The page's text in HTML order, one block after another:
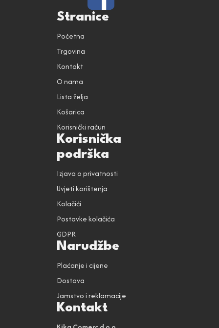
Stranice
Početna
Trgovina
Kontakt
O nama
Lista želja
Košarica
Korisnički račun
Korisnička
podrška
Izjava o privatnosti
Uvjeti korištenja
Kolačići
Postavke kolačića
GDPR
Narudžbe
Plaćanje i cijene
Dostava
Jamstvo i reklamacije
Kontakt